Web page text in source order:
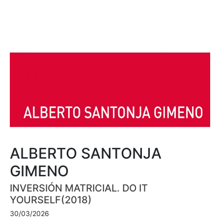
ALBERTO SANTONJA
GIMENO
INVERSIÓN MATRICIAL. DO IT
YOURSELF(2018)
30/03/2026